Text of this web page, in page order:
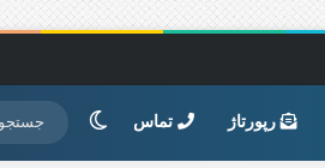
رپورتاژ تماس تغییر پوسته